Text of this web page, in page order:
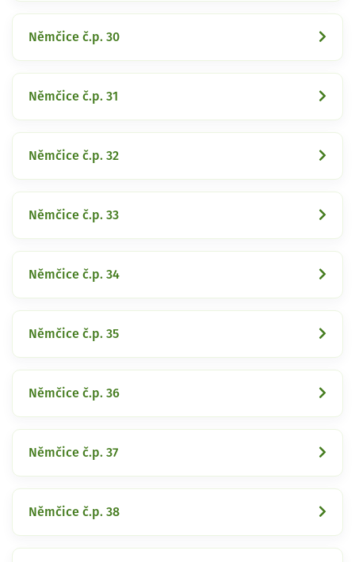
Němčice č.p. 30
Němčice č.p. 31
Němčice č.p. 32
Němčice č.p. 33
Němčice č.p. 34
Němčice č.p. 35
Němčice č.p. 36
Němčice č.p. 37
Němčice č.p. 38